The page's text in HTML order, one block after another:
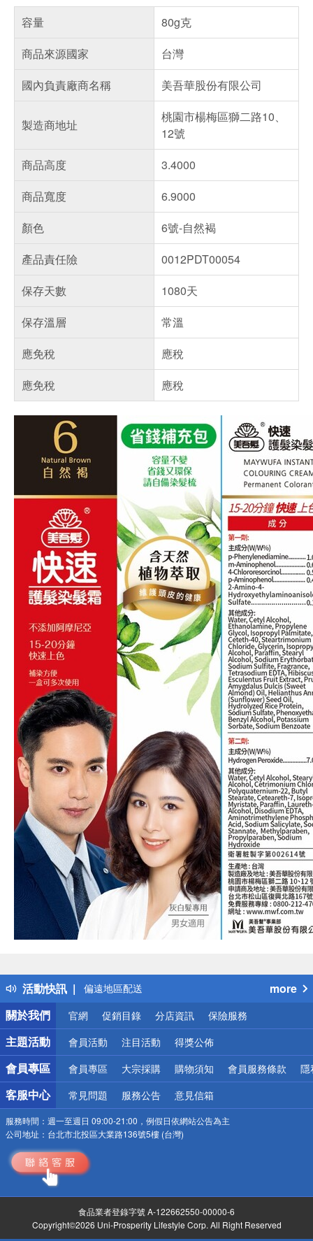
容量
80g克
商品來源國家
台灣
國內負責廠商名稱
美吾華股份有限公司
製造商地址
桃園市楊梅區獅二路10、
12號
商品高度
3.4000
商品寬度
6.9000
顏色
6號-自然褐
產品責任險
0012PDT00054
保存天數
1080天
保存溫層
常溫
應免稅
應稅
應免稅
應稅
活動快訊
偏遠地區配送
詐騙網頁！請小心！
偏遠地區配送
詐騙網頁！請小心！
more
關於我們
官網 促銷目錄 分店資訊 保險服務
主題活動 會員活動 注目活動 得獎公佈
會員專區 會員專區 大宗採購 購物須知 會員服務條款 隱
客服中心 常見問題 服務公告 意見信箱
服務時間： 週一至週日 09:00-21:00，例假日依網站公告為主
公司地址： 台北市北投區大業路136號5樓 (台灣)
食品業者登錄字號 A-122662550-00000-6
Copyright©2026 Uni-Prosperity Lifestyle Corp. All Right Reserved